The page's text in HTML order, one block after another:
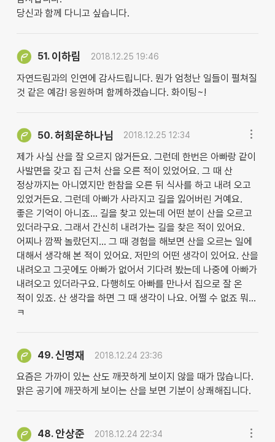
당신과 함께 다니고 싶습니다.
51. 이하림 2018.12.25 19:46
자연드림과의 인연에 감사드립니다. 뭔가 엄청난 일들이 펼쳐질
것 같은 예감! 응원하며 함께하겠습니다. 화이팅~!
50.허희운하나님 2018.12.25 12:34
제가 사실 산을 잘 오르지 않거든요. 그런데 한번은 아빠랑 같이
사발면을 갖고 집 근처 산을 오른 적이 있었어요. 그 때 산
정상까지는 아니였지만 한참을 오른 뒤 식사를 하고 내려 오고
있었거든요. 그런데 아빠가 사라지고 길을 잃어버린 거예요.
좋은 기억이 아니죠... 길을 찾고 있는데 어떤 분이 산을 오르고
있더라구요. 그래서 간신히 내려가는 길을 찾은 적이 있어요.
어찌나 깜짝 놀랐던지... 그 때 경험을 해보면 산을 오르는 일에
대해서 생각해 본 적이 있어요. 저만의 어떤 생각이 있어요. 산을
내려오고 그곳에도 아빠가 없어서 기다려 봤는데 나중에 아빠가
내려오고 있더라구요. 다행히도 아빠를 만나서 집으로 잘 온
적이 있죠. 산 생각을 하면 그 때 생각이 나요. 어쩔 수 없죠 뭐...
ㅋ
49.신명재 2018.12.24 23:36
요즘은 가까이 있는 산도 깨끗하게 보이지 않을 때가 많습니다.
맑은 공기에 깨끗하게 보이는 산을 보면 기분이 상쾌해집니다.
48.안상준 2018.12.24 22:34